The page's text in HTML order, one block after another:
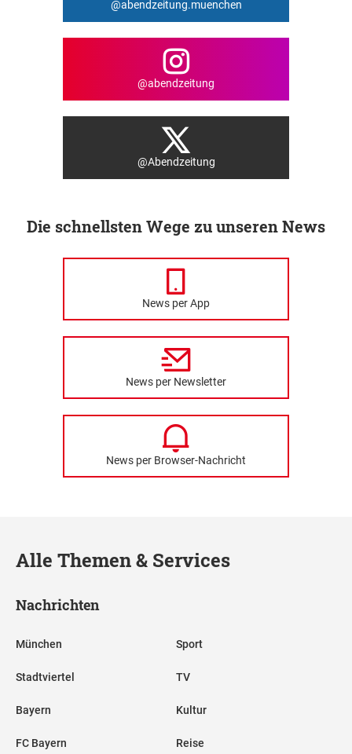
@abendzeitung.muenchen
@abendzeitung
@Abendzeitung
Die schnellsten Wege zu unseren News
News per App
News per Newsletter
News per Browser-Nachricht
Alle Themen & Services
Nachrichten
München
Stadtviertel
Bayern
FC Bayern
Sport
TV
Kultur
Reise